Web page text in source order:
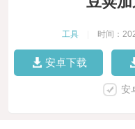
工具 时间：
安卓下载
安